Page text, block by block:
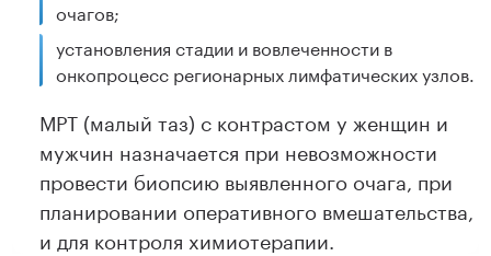
очагов;
установления стадии и вовлеченности в
онкопроцесс регионарных лимфатических узлов.
МРТ (малый таз) с контрастом у женщин и
мужчин назначается при невозможности
провести биопсию выявленного очага, при
планировании оперативного вмешательства,
и для контроля химиотерапии.